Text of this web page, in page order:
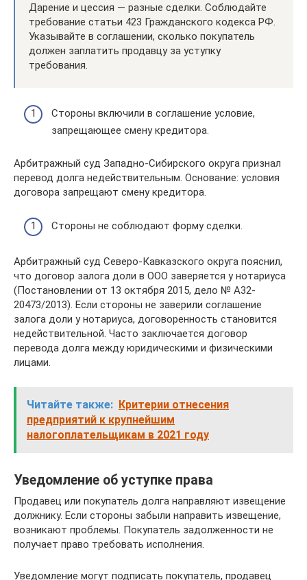
Дарение и цессия — разные сделки. Соблюдайте
требование статьи 423 Гражданского кодекса РФ.
Указывайте в соглашении, сколько покупатель
должен заплатить продавцу за уступку
требования.
Стороны включили в соглашение условие,
запрещающее смену кредитора.
Арбитражный суд Западно-Сибирского округа признал
перевод долга недействительным. Основание: условия
договора запрещают смену кредитора.
Стороны не соблюдают форму сделки.
Арбитражный суд Северо-Кавказского округа пояснил,
что договор залога доли в ООО заверяется у нотариуса
(Постановлении от 13 октября 2015, дело № А32-
20473/2013). Если стороны не заверили соглашение
залога доли у нотариуса, договоренность становится
недействительной. Часто заключается договор
перевода долга между юридическими и физическими
лицами.
Читайте также: Критерии отнесения
предприятий к крупнейшим
налогоплательщикам в 2021 году
Уведомление об уступке права
Продавец или покупатель долга направляют извещение
должнику. Если стороны забыли направить извещение,
возникают проблемы. Покупатель задолженности не
получает право требовать исполнения.
Уведомление могут подписать покупатель, продавец